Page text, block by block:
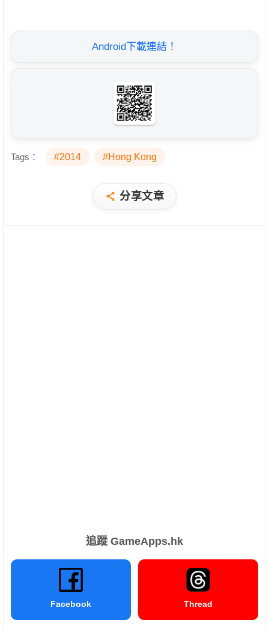
Android下載連結！
Tags： #2014 #Hong Kong
分享文章
追蹤 GameApps.hk
Facebook Thread